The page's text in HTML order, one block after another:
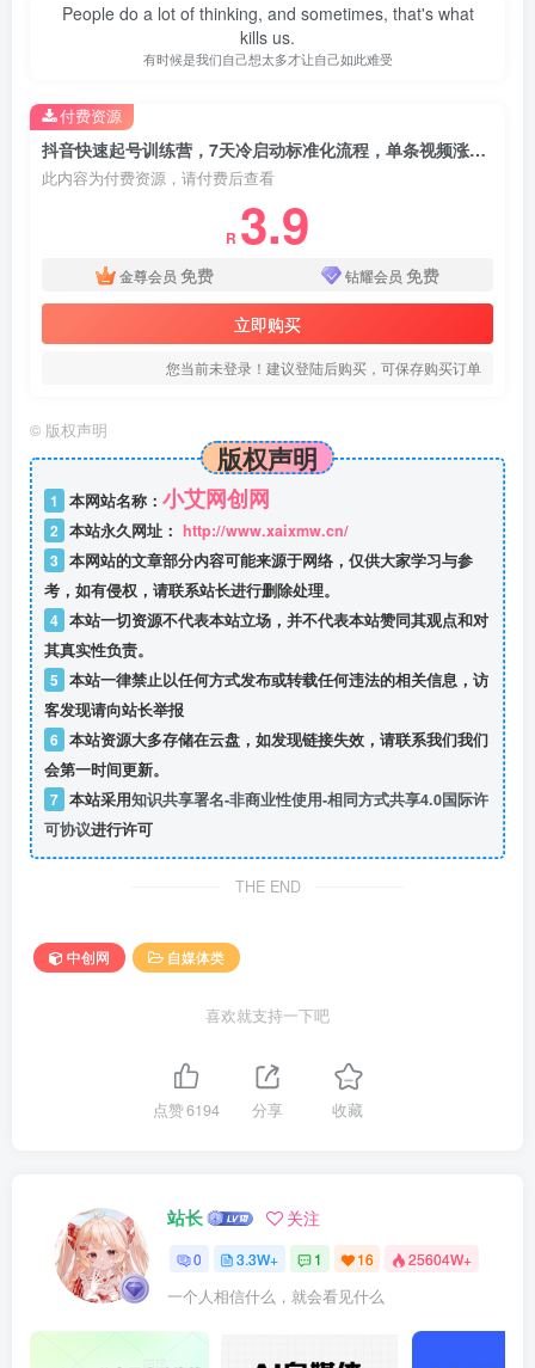
People do a lot of thinking, and sometimes, that's what
kills us.
有时候是我们自己想太多才让自己如此难受
抖音快速起号训练营，7天冷启动标准化流程，单条视频涨粉5万+
此内容为付费资源，请付费后查看
R 3.9
金尊会员 免费 钻耀会员 免费
立即购买
您当前未登录！建议登陆后购买，可保存购买订单
付费资源
© 版权声明
版权声明
1 本网站名称： 小艾网创网
2 本站永久网址： http://www.xaixmw.cn/
3 本网站的文章部分内容可能来源于网络，仅供大家学习与参
考，如有侵权，请联系站长进行删除处理。
4 本站一切资源不代表本站立场，并不代表本站赞同其观点和对
其真实性负责。
5 本站一律禁止以任何方式发布或转载任何违法的相关信息，访
客发现请向站长举报
6 本站资源大多存储在云盘，如发现链接失效，请联系我们我们
会第一时间更新。
7 本站采用知识共享署名-非商业性使用-相同方式共享4.0国际许
可协议进行许可
THE END
中创网 自媒体类
喜欢就支持一下吧
点赞6194 分享 收藏
站长 关注
0 3.3W+ 1 16 25604W+
一个人相信什么，就会看见什么